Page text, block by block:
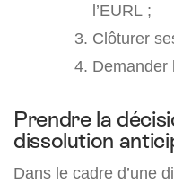
l’EURL ;
Clôturer
Demander
Prendre la
dissolution
Dans le cadre d’une